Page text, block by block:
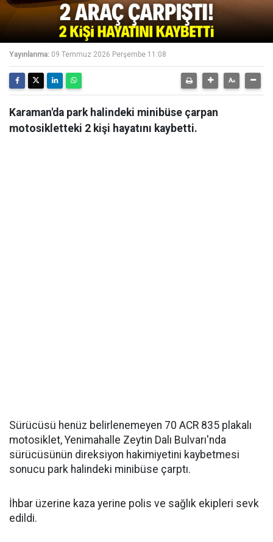
Yayınlanma: 09 Temmuz 2026 Perşembe 11:08
Karaman'da park halindeki minibüse çarpan
motosikletteki 2 kişi hayatını kaybetti.
Sürücüsü henüz belirlenemeyen 70 ACR 835 plakalı
motosiklet, Yenimahalle Zeytin Dalı Bulvarı'nda
sürücüsünün direksiyon hakimiyetini kaybetmesi
sonucu park halindeki minibüse çarptı.
İhbar üzerine kaza yerine polis ve sağlık ekipleri sevk
edildi.